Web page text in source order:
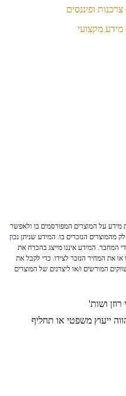
צרכנות ופיננסים
מידע מקצועי
מידע על המוצרים המפורסמים בו ולאפשר
מהמוצרים הנזכרים בו. המידע שניתן נכון
המחבר. המידע איננו מייצג בהכרח את
את המחיר הנזכר לצידו. כדי לקבל את
המורשים ו/או ליצרנים של המוצרים
ייעוץ משפטי או תחליף